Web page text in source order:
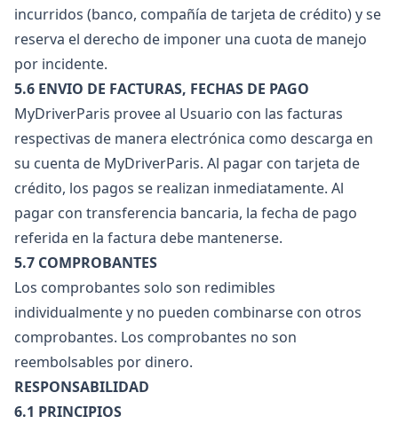
incurridos (banco, compañía de tarjeta de crédito) y se
reserva el derecho de imponer una cuota de manejo
por incidente.
5.6 ENVIO DE FACTURAS, FECHAS DE PAGO
MyDriverParis provee al Usuario con las facturas
respectivas de manera electrónica como descarga en
su cuenta de MyDriverParis. Al pagar con tarjeta de
crédito, los pagos se realizan inmediatamente. Al
pagar con transferencia bancaria, la fecha de pago
referida en la factura debe mantenerse.
5.7 COMPROBANTES
Los comprobantes solo son redimibles
individualmente y no pueden combinarse con otros
comprobantes. Los comprobantes no son
reembolsables por dinero.
RESPONSABILIDAD
6.1 PRINCIPIOS